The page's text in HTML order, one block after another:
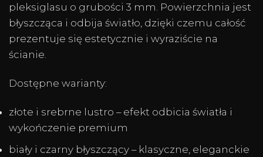
pleksiglasu o grubości 3 mm. Powierzchnia jest
błyszcząca i odbija światło, dzięki czemu całość
prezentuje się estetycznie i wyraziście na
ścianie.
Dostępne warianty:
złote i srebrne lustro – efekt odbicia światła i
wykończenie premium
biały i czarny błyszczący – klasyczne, eleganckie